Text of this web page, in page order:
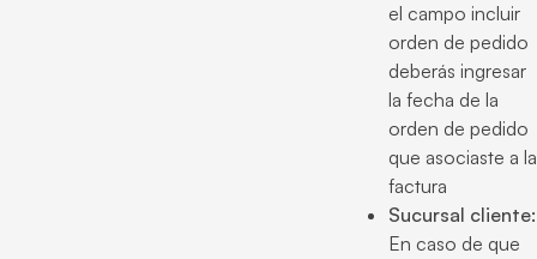
el campo incluir
orden de pedido
deberás ingresar
la fecha de la
orden de pedido
que asociaste a la
factura
Sucursal cliente:
En caso de que